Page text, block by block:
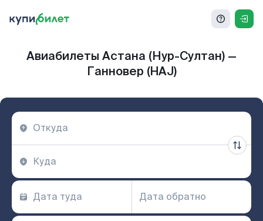
Авиабилеты Астана (Нур-Султан) —
Ганновер (HAJ)